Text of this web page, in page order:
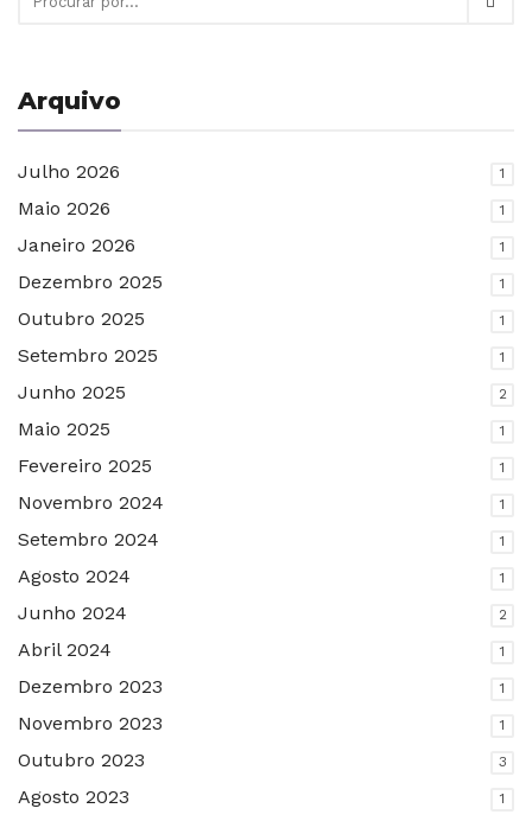
Arquivo
Julho 2026 1
Maio 2026 1
Janeiro 2026 1
Dezembro 2025 1
Outubro 2025 1
Setembro 2025 1
Junho 2025 2
Maio 2025 1
Fevereiro 2025 1
Novembro 2024 1
Setembro 2024 1
Agosto 2024 1
Junho 2024 2
Abril 2024 1
Dezembro 2023 1
Novembro 2023 1
Outubro 2023 3
Agosto 2023 1